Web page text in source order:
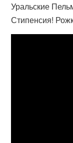
Уральские
Стипенсия!